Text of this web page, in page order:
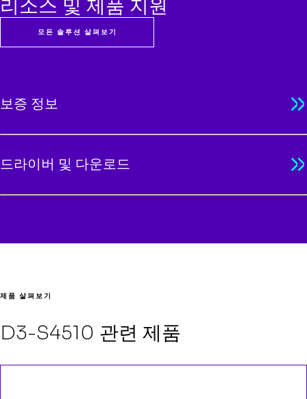
PDS 번호
48728
리소스 및 제품 지원
모든 솔루션 살펴보기
보증 정보
드라이버 및 다운로드
제품 살펴보기
D3-S4510 관련 제품